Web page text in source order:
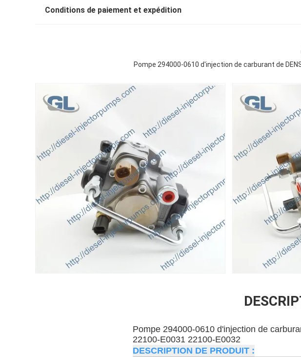
Conditions de paiement et expédition
Pompe 294000-0610 d'injection de carburant de
Pompe 294000-0610 d'injection de
22100-E0031 22100-E0032
DESCRIPTION DE PRODUIT :